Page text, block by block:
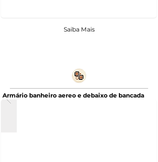
Saiba Mais
Armário banheiro aereo e debaixo de bancada